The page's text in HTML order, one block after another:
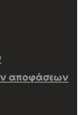
αποφάσεων